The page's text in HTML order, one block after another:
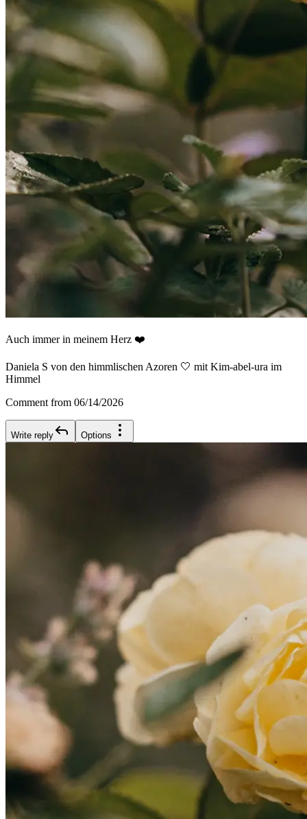
Auch immer in meinem Herz ❤️
Daniela S von den himmlischen Azoren 🤍 mit Kim-abel-ura im
Himmel
Comment from 06/14/2026
Write reply Options